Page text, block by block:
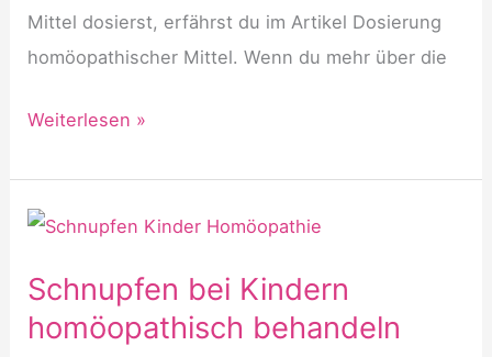
Mittel dosierst, erfährst du im Artikel Dosierung
homöopathischer Mittel. Wenn du mehr über die
Husten
homöopathisch
Weiterlesen »
Schnupfen bei Kindern
homöopathisch behandeln